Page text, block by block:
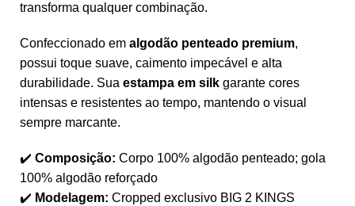
transforma qualquer combinação.
Confeccionado em algodão penteado premium,
possui toque suave, caimento impecável e alta
durabilidade. Sua estampa em silk garante cores
intensas e resistentes ao tempo, mantendo o visual
sempre marcante.
✔️ Composição: Corpo 100% algodão penteado; gola
100% algodão reforçado
✔️ Modelagem: Cropped exclusivo BIG 2 KINGS